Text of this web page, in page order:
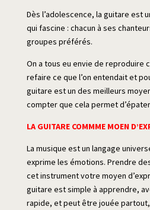
Dès l’adolescence, la guitare est
qui fascine : chacun à ses
groupes préférés.
On a tous eu envie de reproduire
refaire ce que l’on entendait et
guitare est un des meilleurs
compter que cela permet
LA GUITARE COMMME MOEN
La musique est un langage
exprime les émotions. Prendre
cet instrument votre moyen
guitare est simple à apprendre,
rapide, et peut être jouée